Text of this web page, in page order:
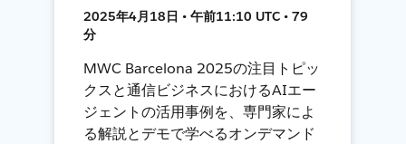
2025年4月18日 • 午前11:10 UTC • 79
分
MWC Barcelona 2025の注目トピッ
クスと通信ビジネスにおけるAIエー
ジェントの活用事例を、専門家によ
る解説とデモで学べるオンデマンド